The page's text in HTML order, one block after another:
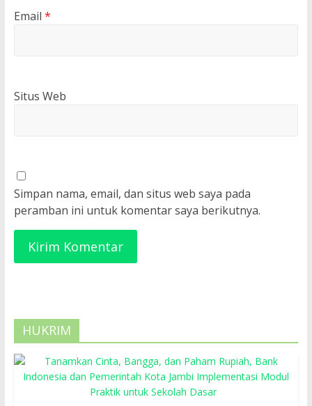
Email *
Situs Web
Simpan nama, email, dan situs web saya pada
peramban ini untuk komentar saya berikutnya.
HUKRIM